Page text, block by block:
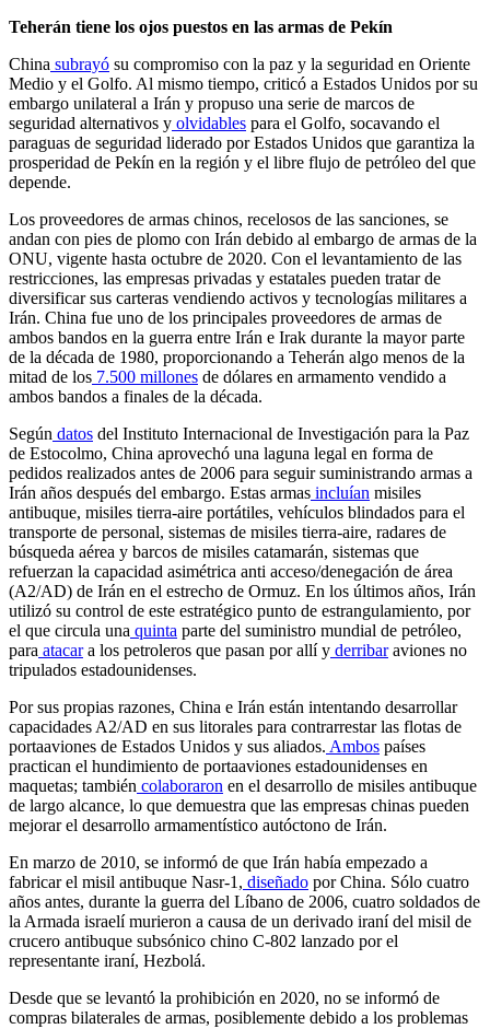
Teherán tiene los ojos puestos en las armas de Pekín
China subrayó su compromiso con la paz y la seguridad en Oriente
Medio y el Golfo. Al mismo tiempo, criticó a Estados Unidos por su
embargo unilateral a Irán y propuso una serie de marcos de
seguridad alternativos y olvidables para el Golfo, socavando el
paraguas de seguridad liderado por Estados Unidos que garantiza la
prosperidad de Pekín en la región y el libre flujo de petróleo del que
depende.
Los proveedores de armas chinos, recelosos de las sanciones, se
andan con pies de plomo con Irán debido al embargo de armas de la
ONU, vigente hasta octubre de 2020. Con el levantamiento de las
restricciones, las empresas privadas y estatales pueden tratar de
diversificar sus carteras vendiendo activos y tecnologías militares a
Irán. China fue uno de los principales proveedores de armas de
ambos bandos en la guerra entre Irán e Irak durante la mayor parte
de la década de 1980, proporcionando a Teherán algo menos de la
mitad de los 7.500 millones de dólares en armamento vendido a
ambos bandos a finales de la década.
Según datos del Instituto Internacional de Investigación para la Paz
de Estocolmo, China aprovechó una laguna legal en forma de
pedidos realizados antes de 2006 para seguir suministrando armas a
Irán años después del embargo. Estas armas incluían misiles
antibuque, misiles tierra-aire portátiles, vehículos blindados para el
transporte de personal, sistemas de misiles tierra-aire, radares de
búsqueda aérea y barcos de misiles catamarán, sistemas que
refuerzan la capacidad asimétrica anti acceso/denegación de área
(A2/AD) de Irán en el estrecho de Ormuz. En los últimos años, Irán
utilizó su control de este estratégico punto de estrangulamiento, por
el que circula una quinta parte del suministro mundial de petróleo,
para atacara los petroleros que pasan por allí y derribaraviones no
tripulados estadounidenses.
Por sus propias razones, China e Irán están intentando desarrollar
capacidades A2/AD en sus litorales para contrarrestar las flotas de
portaaviones de Estados Unidos y sus aliados. Ambos países
practican el hundimiento de portaaviones estadounidenses en
maquetas; también colaboraron en el desarrollo de misiles antibuque
de largo alcance, lo que demuestra que las empresas chinas pueden
mejorar el desarrollo armamentístico autóctono de Irán.
En marzo de 2010, se informó de que Irán había empezado a
fabricar el misil antibuque Nasr-1, diseñado por China. Sólo cuatro
años antes, durante la guerra del Líbano de 2006, cuatro soldados de
la Armada israelí murieron a causa de un derivado iraní del misil de
crucero antibuque subsónico chino C-802 lanzado por el
representante iraní, Hezbolá.
Desde que se levantó la prohibición en 2020, no se informó de
compras bilaterales de armas, posiblemente debido a los problemas